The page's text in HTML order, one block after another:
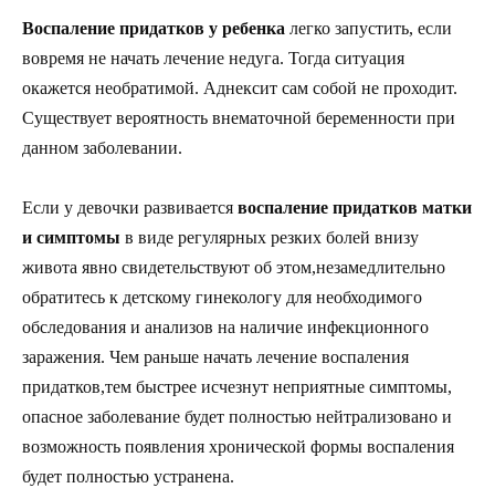
Воспаление придатков у ребенка легко запустить, если
вовремя не начать лечение недуга. Тогда ситуация
окажется необратимой. Аднексит сам собой не проходит.
Существует вероятность внематочной беременности при
данном заболевании.
Если у девочки развивается воспаление придатков матки
и симптомы в виде регулярных резких болей внизу
живота явно свидетельствуют об этом,незамедлительно
обратитесь к детскому гинекологу для необходимого
обследования и анализов на наличие инфекционного
заражения. Чем раньше начать лечение воспаления
придатков,тем быстрее исчезнут неприятные симптомы,
опасное заболевание будет полностью нейтрализовано и
возможность появления хронической формы воспаления
будет полностью устранена.